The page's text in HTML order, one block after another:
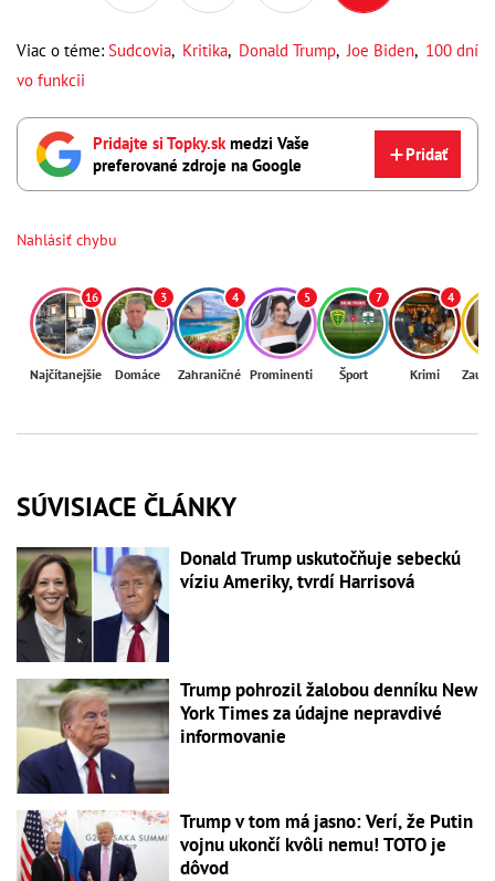
Viac o téme: Sudcovia, Kritika, Donald Trump,Joe Biden, 100 dní
vo funkcii
Pridajte si Topky.sk medzi Vaše
preferované zdroje na Google
Pridať
Nahlásiť chybu
16
Najčítanejšie
3
Domáce
4
Zahraničné
5
Prominenti
7
Šport
4
Krimi
SÚVISIACE ČLÁNKY
Donald Trump uskutočňuje sebeckú
víziu Ameriky, tvrdí Harrisová
Trump pohrozil žalobou denníku New
York Times za údajne nepravdivé
informovanie
Trump v tom má jasno: Verí, že Putin
vojnu ukončí kvôli nemu! TOTO je
dôvod